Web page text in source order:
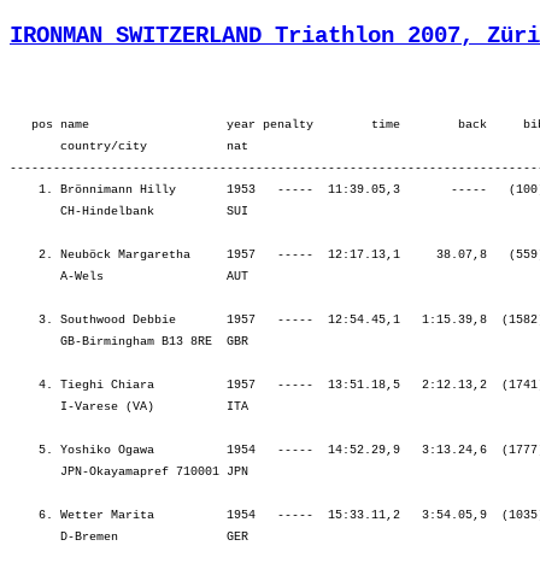
IRONMAN SWITZERLAND Triathlon 2007,
pos name                   year penalty        time        back
       country/city           nat
1. Brönnimann Hilly       1953   -----  11:39.05,3       -----
CH-Hindelbank          SUI
2. Neuböck Margaretha     1957   -----  12:17.13,1     38.07,8
A-Wels                 AUT
3. Southwood Debbie       1957   -----  12:54.45,1   1:15.39,8
GB-Birmingham B13 8RE  GBR
4. Tieghi Chiara          1957   -----  13:51.18,5   2:12.13,2
I-Varese (VA)          ITA
5. Yoshiko Ogawa          1954   -----  14:52.29,9   3:13.24,6
JPN-Okayamapref 710001 JPN
6. Wetter Marita          1954   -----  15:33.11,2   3:54.05,9
D-Bremen               GER